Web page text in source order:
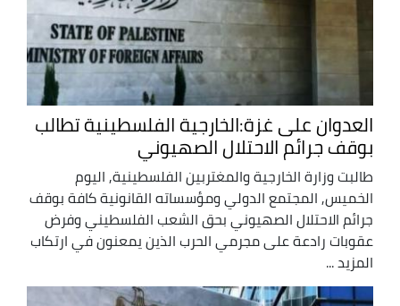
العدوان على غزة:الخارجية الفلسطينية تطالب
بوقف جرائم الاحتلال الصهيوني
طالبت وزارة الخارجية والمغتربين الفلسطينية, اليوم
الخميس, المجتمع الدولي ومؤسساته القانونية كافة بوقف
جرائم الاحتلال الصهيوني بحق الشعب الفلسطيني وفرض
عقوبات رادعة على مجرمي الحرب الذين يمعنون في ارتكاب
المزيد ...